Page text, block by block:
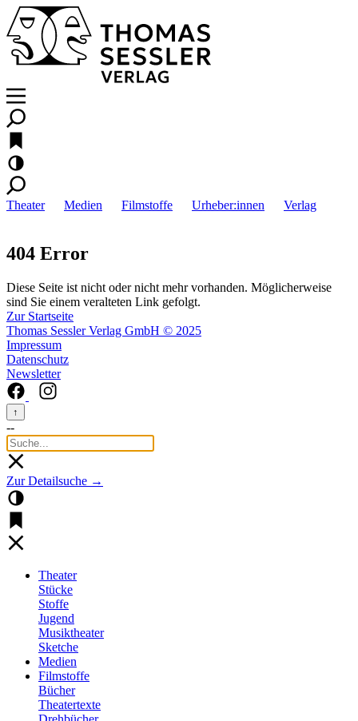
Theater Medien Filmstoffe Urheber:innen Verlag
404 Error
Diese Seite ist nicht oder nicht mehr vorhanden. Möglicherweise
sind Sie einem veralteten Link gefolgt.
Zur Startseite
Thomas Sessler Verlag GmbH © 2025
Impressum
Datenschutz
Newsletter
↑
--
Zur Detailsuche →
Theater
Stücke
Stoffe
Jugend
Musiktheater
Sketche
Medien
Filmstoffe
Bücher
Theatertexte